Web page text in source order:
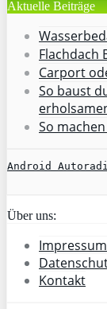
Aktuelle Beiträge
Flachdach
Carport
So baust
So
Android
Über uns:
Impressum
Kontakt